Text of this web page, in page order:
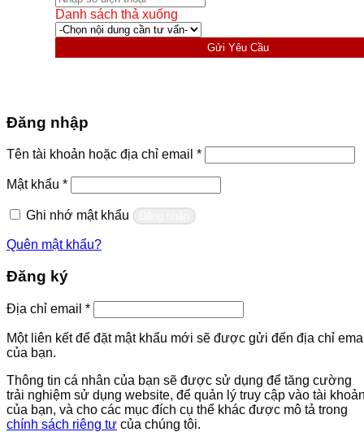
Danh sách thả xuống
Gửi Yêu Cầu
Đăng nhập
Tên tài khoản hoặc địa chỉ email *Bắt
buộc
Mật khẩu *Bắt
buộc
Ghi nhớ mật khẩu
Quên mật khẩu?
Đăng ký
Địa chỉ email *Bắt
buộc
Một liên kết để đặt mật khẩu mới sẽ được gửi đến địa chỉ
của bạn.
Thông tin cá nhân của bạn sẽ được sử dụng để tăng cường
trải nghiệm sử dụng website, để quản lý truy cập vào tài
của bạn, và cho các mục đích cụ thể khác được mô tả trong
chính sách riêng tư của chúng tôi.